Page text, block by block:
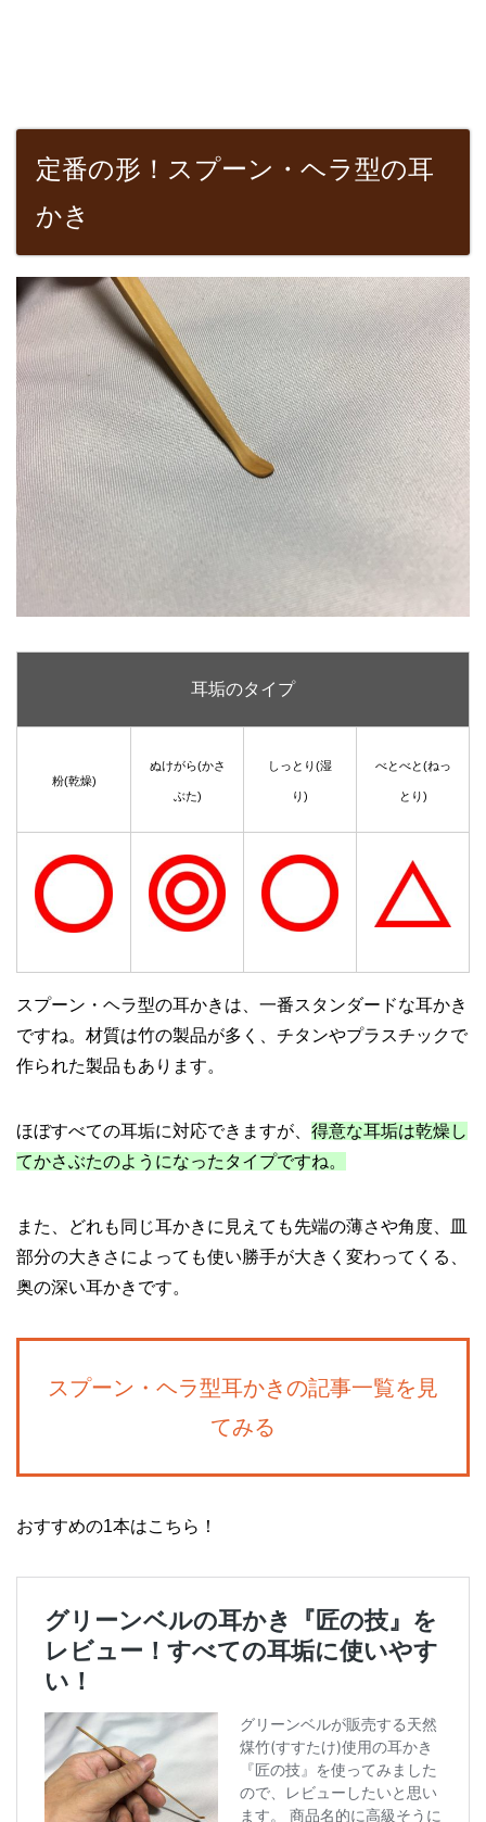
定番の形！スプーン・ヘラ型の耳
かき
耳垢のタイプ
粉(乾燥)
ぬけがら(かさ
ぶた)
しっとり(湿
り)
べとべと(ねっ
とり)
スプーン・ヘラ型の耳かきは、一番スタンダードな耳かき
ですね。材質は竹の製品が多く、チタンやプラスチックで
作られた製品もあります。
ほぼすべての耳垢に対応できますが、 得意な耳垢は乾燥し
てかさぶたのようになったタイプですね。
また、どれも同じ耳かきに見えても先端の薄さや角度、皿
部分の大きさによっても使い勝手が大きく変わってくる、
奥の深い耳かきです。
スプーン・ヘラ型耳かきの記事一覧を見
てみる
おすすめの1本はこちら！